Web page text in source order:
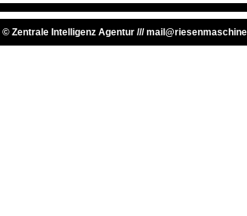
© Zentrale Intelligenz Agentur ///